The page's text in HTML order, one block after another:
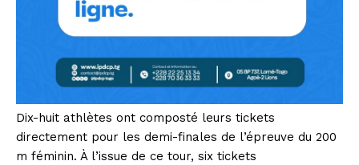
Dix-huit athlètes ont composté leurs tickets
directement pour les demi-finales de l’épreuve du 200
m féminin. À l’issue de ce tour, six tickets